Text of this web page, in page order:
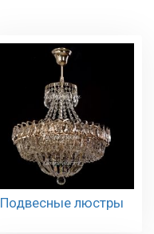
Подвесные люстры